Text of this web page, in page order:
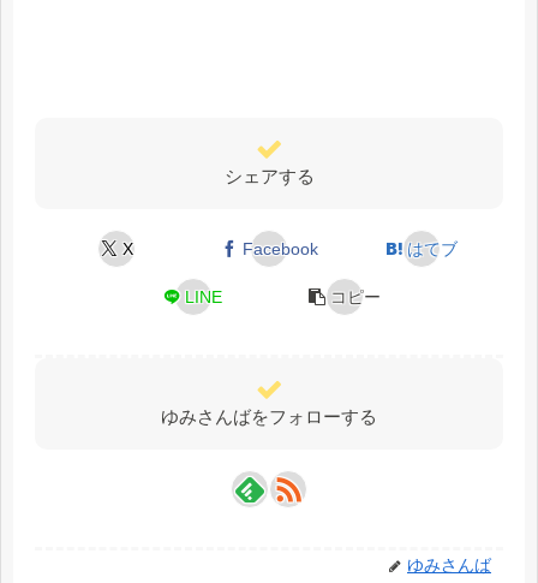
シェアする
X Facebook はてブ
LINE コピー
ゆみさんばをフォローする
ゆみさんば